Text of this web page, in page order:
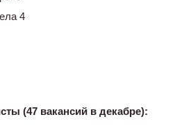
4
(47 вакансий в декабре):